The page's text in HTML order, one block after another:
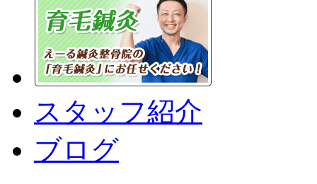
スタッフ紹介
ブログ